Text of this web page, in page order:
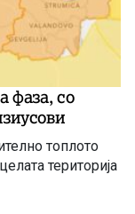
фаза, со
топлото
територија